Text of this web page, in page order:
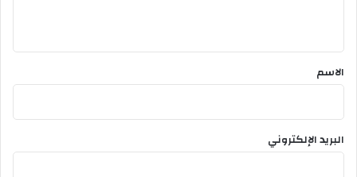
ي
ة
ا
م
ت
و
*
الاسم
البريد الإلكتروني